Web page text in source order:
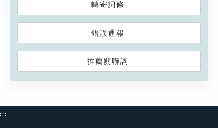
轉寄詞條
錯誤通報
推薦關聯詞
:::